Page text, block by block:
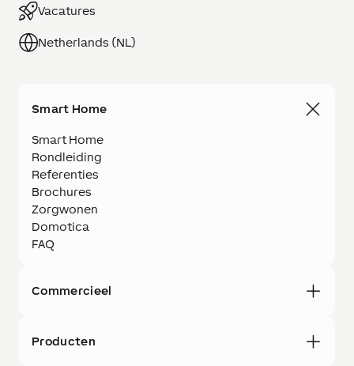
Vacatures
Netherlands (NL)
Smart Home
Smart Home
Rondleiding
Referenties
Brochures
Zorgwonen
Domotica
FAQ
Commercieel
Producten